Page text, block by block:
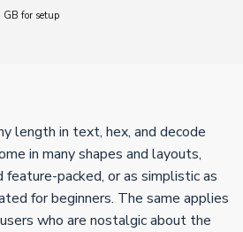
GB for setup
length in text, hex, and decode
in many shapes and layouts,
packed, or as simplistic as
for beginners. The same applies
who are nostalgic about the